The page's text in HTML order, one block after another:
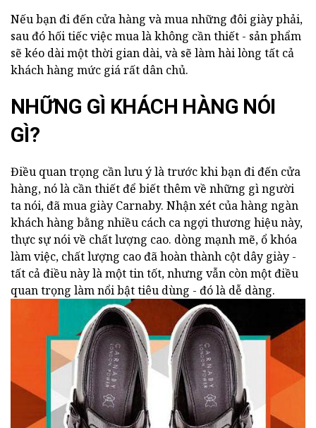
Nếu bạn đi đến cửa hàng và mua những đôi giày phải,
sau đó hối tiếc việc mua là không cần thiết - sản phẩm
sẽ kéo dài một thời gian dài, và sẽ làm hài lòng tất cả
khách hàng mức giá rất dân chủ.
NHỮNG GÌ KHÁCH HÀNG NÓI
GÌ?
Điều quan trọng cần lưu ý là trước khi bạn đi đến cửa
hàng, nó là cần thiết để biết thêm về những gì người
ta nói, đã mua giày Carnaby. Nhận xét của hàng ngàn
khách hàng bằng nhiều cách ca ngợi thương hiệu này,
thực sự nói về chất lượng cao. dòng mạnh mẽ, ổ khóa
làm việc, chất lượng cao đã hoàn thành cột dây giày -
tất cả điều này là một tin tốt, nhưng vẫn còn một điều
quan trọng làm nổi bật tiêu dùng - đó là dễ dàng.